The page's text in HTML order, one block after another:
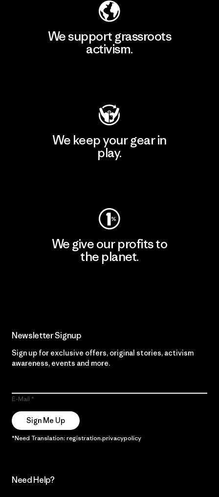
We support grassroots
activism.
We keep your gear in
play.
We give our profits to
the planet.
Newsletter Signup
Sign up for exclusive offers, original stories, activism
awareness, events and more.
E-Mail
Sign Me Up
*Need Translation: registration.privacypolicy
Need Help?